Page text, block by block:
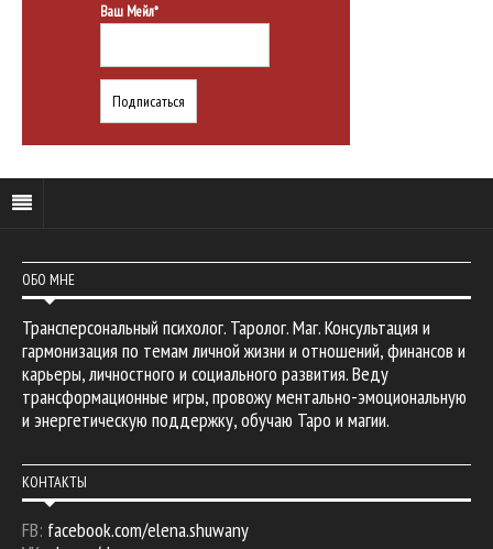
Ваш Мейл*
ОБО МНЕ
Трансперсональный психолог. Таролог. Маг. Консультация и
гармонизация по темам личной жизни и отношений, финансов и
карьеры, личностного и социального развития. Веду
трансформационные игры, провожу ментально-эмоциональную
и энергетическую поддержку, обучаю Таро и магии.
КОНТАКТЫ
FB: facebook.com/elena.shuwany